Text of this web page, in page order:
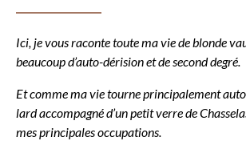
Ici, je vous raconte toute ma vie de blonde
beaucoup d’auto-dérision et de second degré.
Et comme ma vie tourne principalement
lard accompagné d’un petit verre de
mes principales occupations.